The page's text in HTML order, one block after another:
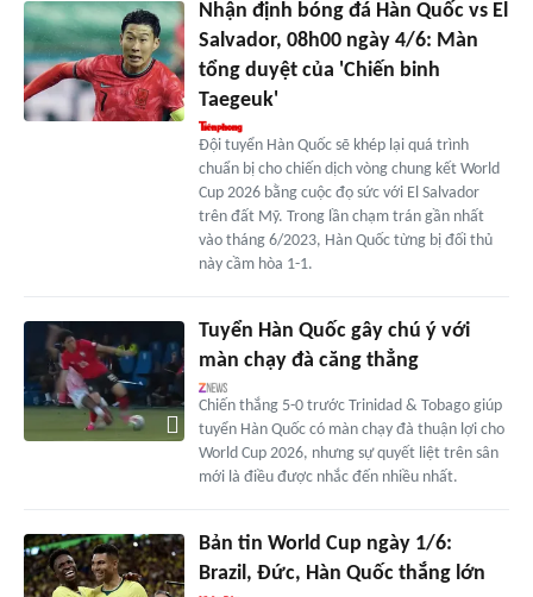
Nhận định bóng đá Hàn Quốc vs El
Salvador, 08h00 ngày 4/6: Màn
tổng duyệt của 'Chiến binh
Taegeuk'
Đội tuyển Hàn Quốc sẽ khép lại quá trình
chuẩn bị cho chiến dịch vòng chung kết World
Cup 2026 bằng cuộc đọ sức với El Salvador
trên đất Mỹ. Trong lần chạm trán gần nhất
vào tháng 6/2023, Hàn Quốc từng bị đối thủ
này cầm hòa 1-1.
Tuyển Hàn Quốc gây chú ý với
màn chạy đà căng thẳng
Chiến thắng 5-0 trước Trinidad & Tobago giúp
tuyển Hàn Quốc có màn chạy đà thuận lợi cho
World Cup 2026, nhưng sự quyết liệt trên sân
mới là điều được nhắc đến nhiều nhất.
Bản tin World Cup ngày 1/6:
Brazil, Đức, Hàn Quốc thắng lớn